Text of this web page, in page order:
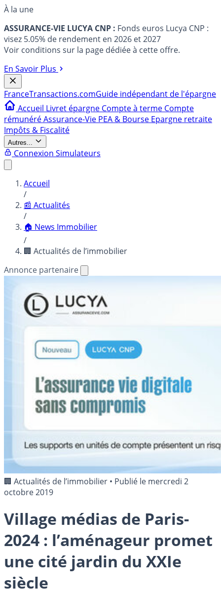
À la une
ASSURANCE-VIE LUCYA CNP : Fonds euros Lucya CNP :
visez 5.05% de rendement en 2026 et 2027
Voir conditions sur la page dédiée à cette offre.
En Savoir Plus
FranceTransactions.comGuide indépendant de l'épargne
Accueil Livret épargne Compte à terme Compte
rémunéréAssurance-Vie PEA & Bourse Epargne retraite
Impôts & Fiscalité
Autres...
Connexion Simulateurs
Accueil
/
📰 Actualités
/
🏠 News Immobilier
/
🏢 Actualités de l’immobilier
Annonce partenaire
🏢 Actualités de l’immobilier • Publié le mercredi 2
octobre 2019
Village médias de Paris-
2024 : l’aménageur promet
une cité jardin du XXIe
siècle